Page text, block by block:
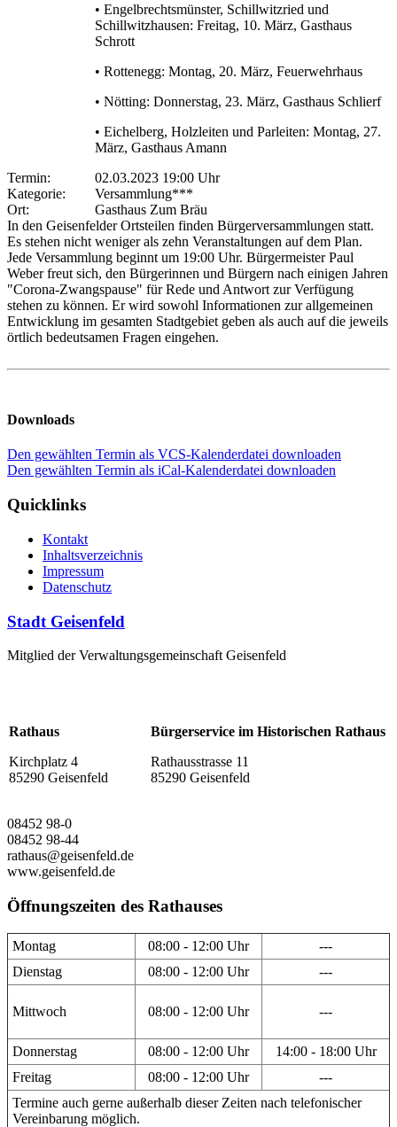
• Engelbrechtsmünster, Schillwitzried und
Schillwitzhausen: Freitag, 10. März, Gasthaus
Schrott
• Rottenegg: Montag, 20. März, Feuerwehrhaus
• Nötting: Donnerstag, 23. März, Gasthaus Schlierf
• Eichelberg, Holzleiten und Parleiten: Montag, 27.
März, Gasthaus Amann
Termin:
02.03.2023 19:00 Uhr
Kategorie:
Versammlung***
Ort:
Gasthaus Zum Bräu
In den Geisenfelder Ortsteilen finden Bürgerversammlungen statt.
Es stehen nicht weniger als zehn Veranstaltungen auf dem Plan.
Jede Versammlung beginnt um 19:00 Uhr. Bürgermeister Paul
Weber freut sich, den Bürgerinnen und Bürgern nach einigen Jahren
"Corona-Zwangspause" für Rede und Antwort zur Verfügung
stehen zu können. Er wird sowohl Informationen zur allgemeinen
Entwicklung im gesamten Stadtgebiet geben als auch auf die jeweils
örtlich bedeutsamen Fragen eingehen.
Downloads
Den gewählten Termin als VCS-Kalenderdatei downloaden
Den gewählten Termin als iCal-Kalenderdatei downloaden
Quicklinks
Kontakt
Inhaltsverzeichnis
Impressum
Datenschutz
Stadt Geisenfeld
Mitglied der Verwaltungsgemeinschaft Geisenfeld
Rathaus
Kirchplatz 4
85290 Geisenfeld
Bürgerservice im Historischen Rathaus
Rathausstrasse 11
85290 Geisenfeld
08452 98-0
08452 98-44
rathaus@geisenfeld.de
www.geisenfeld.de
Öffnungszeiten des Rathauses
Montag 08:00 - 12:00 Uhr
---
Dienstag
08:00 - 12:00 Uhr ---
Mittwoch 08:00 - 12:00 Uhr ---
Donnerstag 08:00 - 12:00 Uhr
14:00 - 18:00 Uhr
Freitag
08:00 - 12:00 Uhr
---
Termine auch gerne außerhalb dieser Zeiten nach telefonischer
Vereinbarung möglich.